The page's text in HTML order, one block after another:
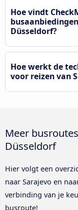
Hoe vindt
Düsseldorf?
Hoe werkt de
voor reizen van
Meer
Düsseldorf
Hier volgt een
naar Sarajevo en
verbinding van je
busroute!